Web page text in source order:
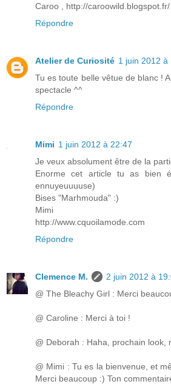
Caroo , http://caroowild.blogspot.fr/
Répondre
Atelier de Curiosité 1 juin 2012 à
Tu es toute belle vêtue de blanc !
spectacle ^^
Répondre
Mimi 1 juin 2012 à 22:47
Je veux absolument être de la
Enorme cet article tu as bien
ennuyeuuuuse)
Bises "Marhmouda" :)
Mimi
http://www.cquoilamode.com
Répondre
Clemence M.
2 juin 2012 à
@ The Bleachy Girl : Merci
@ Caroline : Merci à toi !
@ Deborah : Haha, prochain look,
@ Mimi : Tu es la bienvenue, et
Merci beaucoup :) Ton